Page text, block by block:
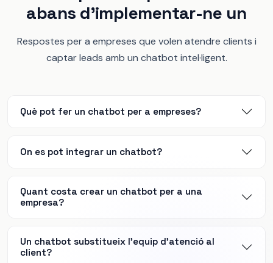
abans d'implementar-ne un
Respostes per a empreses que volen atendre clients i
captar leads amb un chatbot intel·ligent.
Què pot fer un chatbot per a empreses?
On es pot integrar un chatbot?
Quant costa crear un chatbot per a una
empresa?
Un chatbot substitueix l'equip d'atenció al
client?